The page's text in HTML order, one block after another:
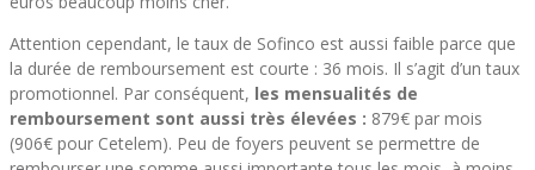
Attention cependant, le taux de Sofinco est aussi faible parce que
la durée de remboursement est courte : 36 mois. Il s’agit d’un taux
promotionnel. Par conséquent, les mensualités de
remboursement sont aussi très élevées : 879€ par mois
(906€ pour Cetelem). Peu de foyers peuvent se permettre de